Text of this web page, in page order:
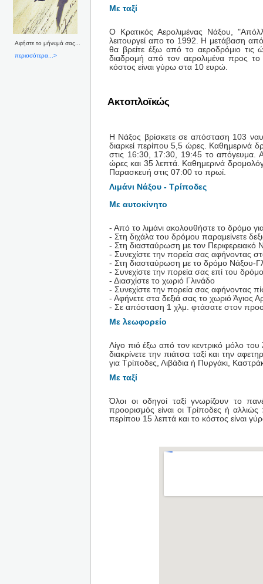
Αφήστε το μήνυμά σας...
περισσότερα...>
Με ταξί
Ο Κρατικός Αερολιμένας Νάξου,
λειτουργεί απο το 1992. Η μετάβαση από
θα βρείτε έξω από το αεροδρόμιο
διαδρομή από τον αερολιμένα προς
κόστος είναι γύρω στα 10 ευρώ.
Ακτοπλοϊκώς
Η Νάξος βρίσκετε σε απόσταση 103
διαρκεί περίπου 5,5 ώρες. Καθημερινά
στις 16:30, 17:30, 19:45 το απόγευμα.
ώρες και 35 λεπτά. Καθημερινά
Παρασκευή στις 07:00 το πρωί.
Λιμάνι Νάξου - Τρίποδες
Με αυτοκίνητο
- Από το λιμάνι ακολουθήστε το δρόμο
- Στη διχάλα του δρόμου παραμείνετε
- Στη διασταύρωση με τον Περιφερειακό
- Συνεχίστε την πορεία σας αφήνοντας
- Στη διασταύρωση με το δρόμο Νάξου-
- Συνεχίστε την πορεία σας επί του
- Διασχίστε το χωριό Γλινάδο
- Συνεχίστε την πορεία σας αφήνοντας
- Αφήνετε στα δεξιά σας το χωριό Άγιος
- Σε απόσταση 1 χλμ. φτάσατε στον
Με λεωφορείο
Λίγο πιό έξω από τον κεντρικό μόλο
διακρίνετε την πιάτσα ταξί και την
για Τρίποδες, Λιβάδια ή Πυργάκι,
Με ταξί
Όλοι οι οδηγοί ταξί γνωρίζουν το
προορισμός είναι οι Τρίποδες ή
περίπου 15 λεπτά και το κόστος είναι